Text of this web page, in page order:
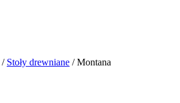
/ Stoły drewniane / Montana